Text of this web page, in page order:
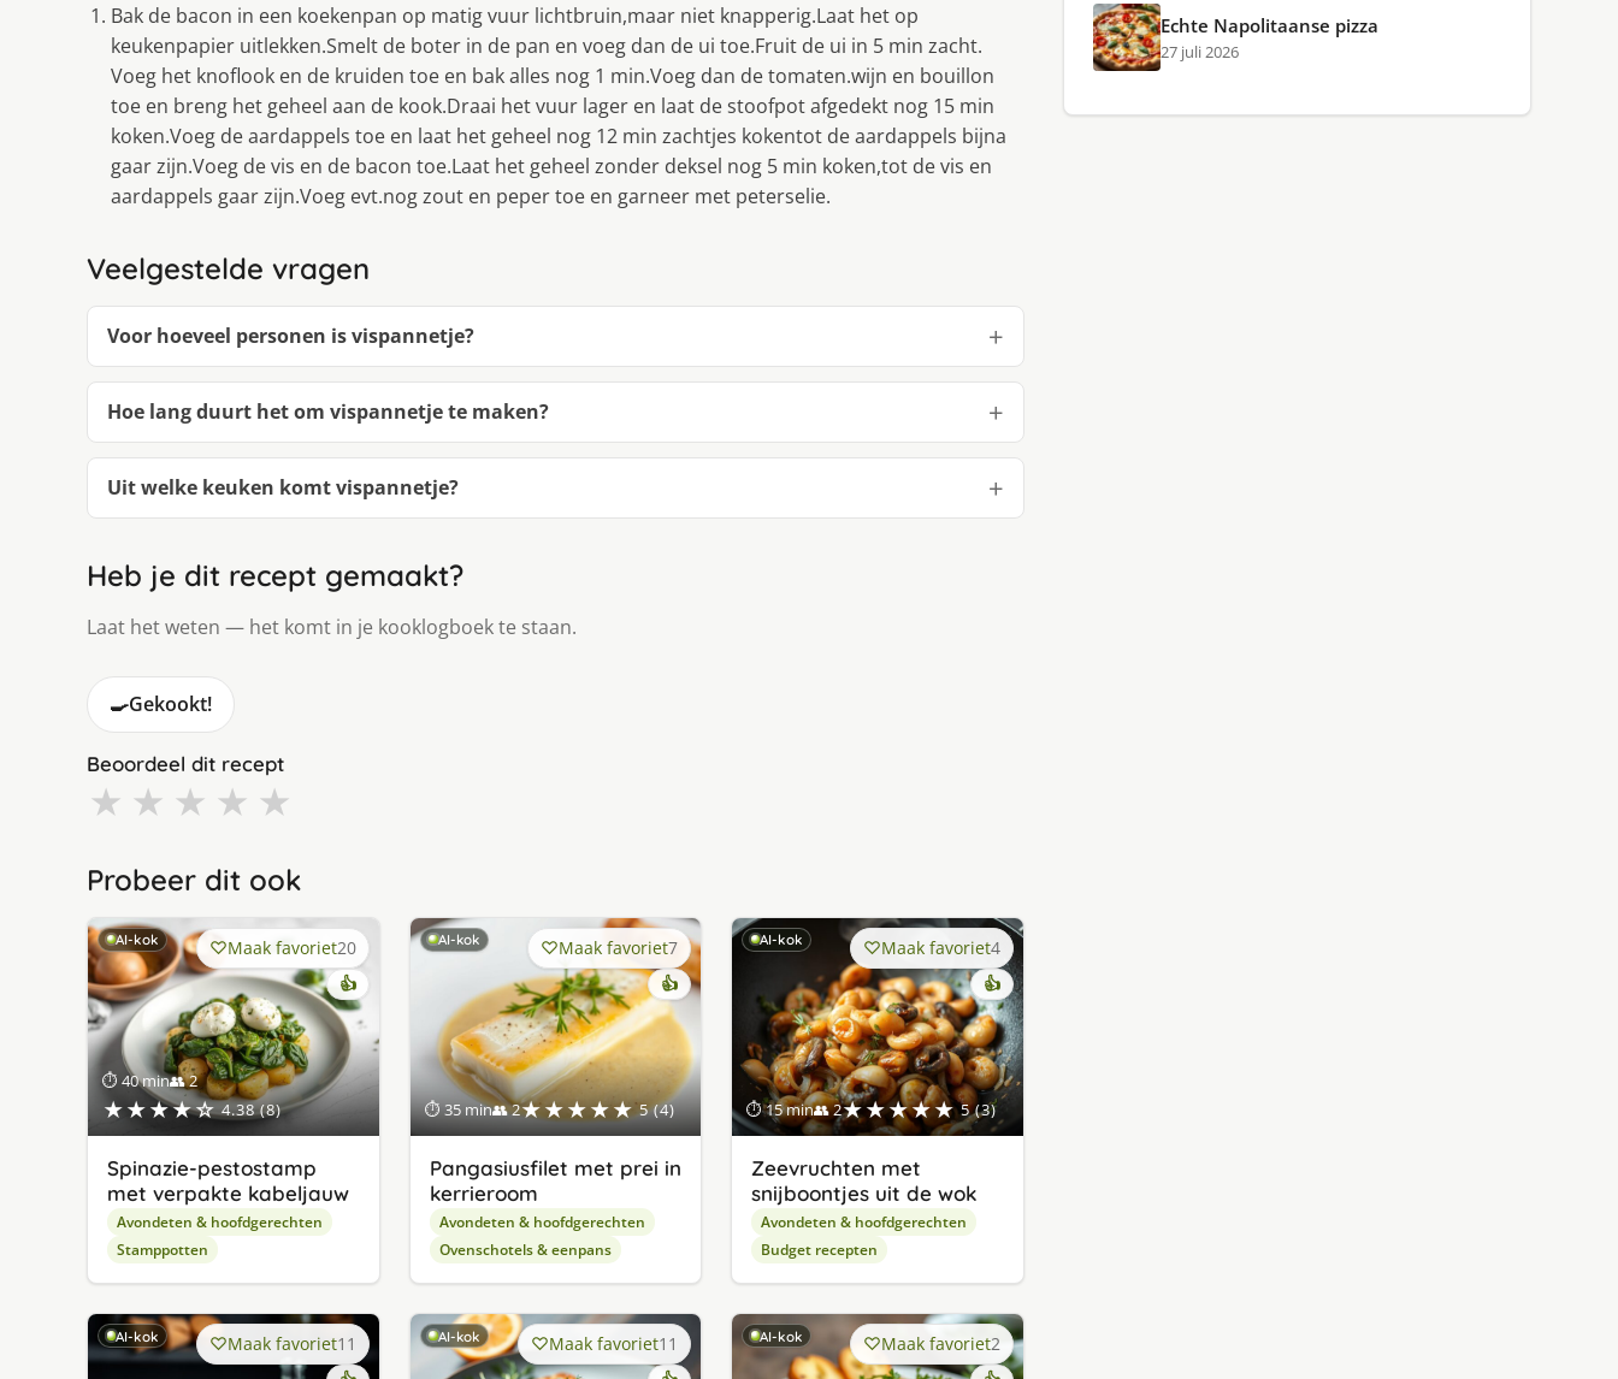
Bak de bacon in een koekenpan op matig vuur lichtbruin,maar niet knapperig.Laat het op
keukenpapier uitlekken.Smelt de boter in de pan en voeg dan de ui toe.Fruit de ui in 5 min zacht.
Voeg het knoflook en de kruiden toe en bak alles nog 1 min.Voeg dan de tomaten.wijn en bouillon
toe en breng het geheel aan de kook.Draai het vuur lager en laat de stoofpot afgedekt nog 15 min
koken.Voeg de aardappels toe en laat het geheel nog 12 min zachtjes kokentot de aardappels bijna
gaar zijn.Voeg de vis en de bacon toe.Laat het geheel zonder deksel nog 5 min koken,tot de vis en
aardappels gaar zijn.Voeg evt.nog zout en peper toe en garneer met peterselie.
Veelgestelde vragen
Voor hoeveel personen is vispannetje?
Hoe lang duurt het om vispannetje te maken?
Uit welke keuken komt vispannetje?
Heb je dit recept gemaakt?
Laat het weten — het komt in je kooklogboek te staan.
🍳Gekookt!
Beoordeel dit recept
★ ★ ★ ★ ★
Probeer dit ook
AI-kok
⏱ 40 min👥 2
★★★★☆ 4.38 (8)
Maak favoriet20
👍
Spinazie-pestostamp
met verpakte kabeljauw
Avondeten & hoofdgerechten
Stamppotten
AI-kok
⏱ 35 min👥 2★★★★★ 5 (4)
Maak favoriet7
👍
Pangasiusfilet met prei in
kerrieroom
Avondeten & hoofdgerechten
Ovenschotels & eenpans
AI-kok
⏱ 15 min👥 2★★★★★ 5 (3)
Maak favoriet4
👍
Zeevruchten met
snijboontjes uit de wok
Avondeten & hoofdgerechten
Budget recepten
AI-kok Maak favoriet11 AI-kok Maak favoriet11 AI-kok Maak favoriet2
Echte Napolitaanse pizza
27 juli 2026